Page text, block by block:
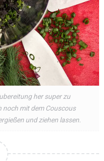
her super zu
noch mit dem Couscous
und ziehen lassen.